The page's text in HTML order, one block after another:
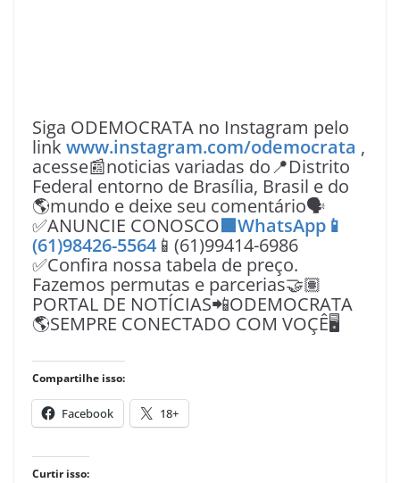
Siga ODEMOCRATA no Instagram pelo
link www.instagram.com/odemocrata ,
acesse📰noticias variadas do📍Distrito
Federal entorno de Brasília, Brasil e do
🌎mundo e deixe seu comentário🗣
✅ANUNCIE CONOSCO🟩WhatsApp📱
(61)98426-5564 📱(61)99414-6986
✅Confira nossa tabela de preço.
Fazemos permutas e parcerias🤝🏽
PORTAL DE NOTÍCIAS📲ODEMOCRATA
🌎SEMPRE CONECTADO COM VOÇÊ🖥️
Compartilhe isso:
Facebook 18+
Curtir isso: